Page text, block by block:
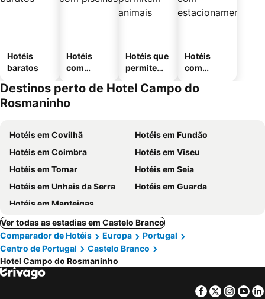
Hotéis
baratos
Hotéis
com
Hotéis que
permitem
Hotéis
com
mento
Destinos perto de Hotel Campo do
Rosmaninho
Hotéis em Covilhã
Hotéis em Fundão
Hotéis em Coimbra
Hotéis em Viseu
Hotéis em Tomar
Hotéis em Seia
Hotéis em Unhais da Serra
Hotéis em Guarda
Hotéis em Manteigas
Ver todas as estadias em Castelo Branco
Comparador de Hotéis
Europa
Portugal
Centro de Portugal
Castelo Branco
Hotel Campo do Rosmaninho
Facebook
Twitter